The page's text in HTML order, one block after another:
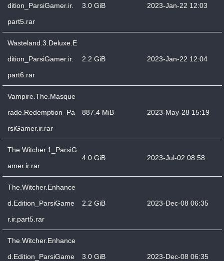
dition_ParsiGamer.ir.
part5.rar
3.0 GiB 2023-Jan-22 12:03
Wasteland.3.Deluxe.E
dition_ParsiGamer.ir.
part6.rar
2.2 GiB 2023-Jan-22 12:04
Vampire.The.Masque
rade.Redemption_Pa
rsiGamer.ir.rar
887.4 MiB 2023-May-28 15:19
The.Witcher.1_ParsiG
amer.ir.rar
4.0 GiB 2023-Jul-02 08:58
The.Witcher.Enhance
d.Edition_ParsiGame
r.ir.part5.rar
2.2 GiB 2023-Dec-08 06:35
The.Witcher.Enhance
d.Edition_ParsiGame
3.0 GiB 2023-Dec-08 06:35